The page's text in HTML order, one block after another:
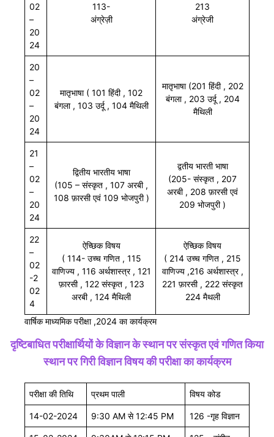
02
–
20
24
113-
अंग्रेज़ी
213
अंग्रेजी
20
–
02
–
20
24
मातृभाषा ( 101 हिंदी , 102
बंगला , 103 उर्दू , 104 मैथिली
मातृभाषा (201 हिंदी , 202
बंगला , 203 उर्दू , 204
मैथिली
21
–
02
–
20
24
द्वितीय भारतीय भाषा
(105 – संस्कृत , 107 अरबी ,
108 फ़ारसी एवं 109 भोजपुरी )
द्वतीय भारती भाषा
(205- संस्कृत , 207
अरबी , 208 फ़ारसी एवं
209 भोजपुरी )
22
–
02
-2
02
4
ऐच्छिक विषय
( 114- उच्च गणित , 115
वाणिज्य , 116 अर्थशास्त्र , 121
फ़ारसी , 122 संस्कृत , 123
अरबी , 124 मैथिली
ऐच्छिक विषय
( 214 उच्च गणित , 215
वाणिज्य ,216 अर्थशास्त्र ,
221 फ़ारसी , 222 संस्कृत
224 मैथली
वार्षिक माध्यमिक परीक्षा ,2024 का कार्यक्रम
दृष्टिबाधित परीक्षार्थियों के विज्ञान के स्थान पर संस्कृत एवं गणित किया
स्थान पर गिरी विज्ञान विषय की परीक्षा का कार्यक्रम
परीक्षा की तिथि प्रथम पाली विषय कोड
14-02-2024 9:30 AM से 12:45 PM 126 -गृह विज्ञान